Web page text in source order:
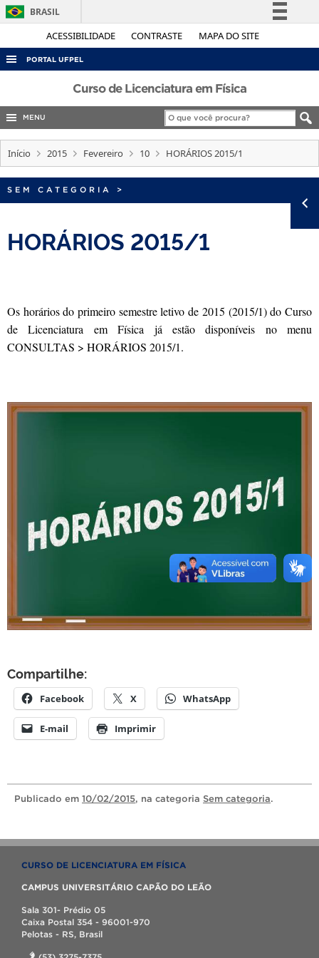
ACESSIBILIDADE CONTRASTE MAPA DO SITE
BRASIL
Simplifique!
Legislação
Canais
PORTAL UFPEL
ACESSO À INFORMAÇÃO
AUDITORIA
CONCURSOS
INTERNACIONAL
OUVIDORIA
Curso de Licenciatura em Física
MENU
Início 2015 Fevereiro 10 HORÁRIOS 2015/1
SEM CATEGORIA >
HORÁRIOS 2015/1
Os horários do primeiro semestre letivo de 2015 (2015/1) do Curso
de Licenciatura em Física já estão disponíveis no menu
CONSULTAS > HORÁRIOS 2015/1.
Compartilhe:
Facebook X WhatsApp
E-mail Imprimir
Publicado em 10/02/2015, na categoria Sem categoria.
CURSO DE LICENCIATURA EM FÍSICA
CAMPUS UNIVERSITÁRIO CAPÃO DO LEÃO
Sala 301- Prédio 05
Caixa Postal 354 - 96001-970
Pelotas - RS, Brasil